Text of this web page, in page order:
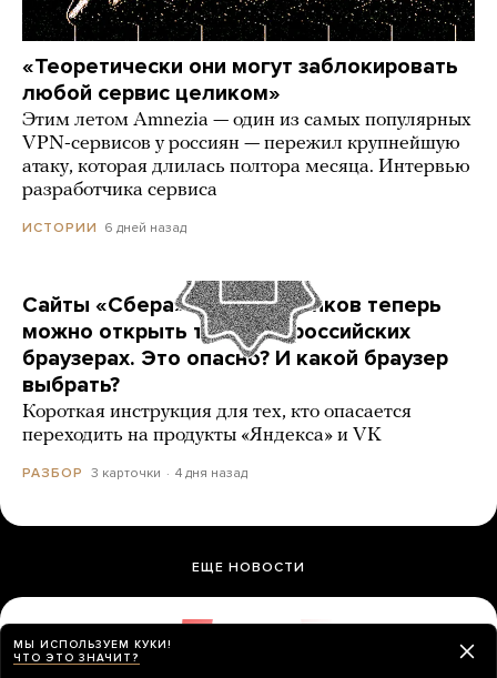
«Теоретически они могут заблокировать
любой сервис целиком»
Этим летом Amnezia — один из самых популярных
VPN-сервисов у россиян — пережил крупнейшую
атаку, которая длилась полтора месяца. Интервью
разработчика сервиса
ИСТОРИИ 6 дней назад
Сайты «Сбера» и других банков теперь
можно открыть только в российских
браузерах. Это опасно? И какой браузер
выбрать?
Короткая инструкция для тех, кто опасается
переходить на продукты «Яндекса» и VK
РАЗБОР 3 карточки 4 дня назад
ЕЩЕ НОВОСТИ
В суд подали иск с требованием снять
«Яблоко» с выборов. А разве это еще
МЫ ИСПОЛЬЗУЕМ КУКИ!
ЧТО ЭТО ЗНАЧИТ?